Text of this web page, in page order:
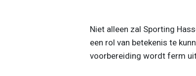
Niet alleen zal Sporting
een rol van betekenis te
voorbereiding wordt ferm